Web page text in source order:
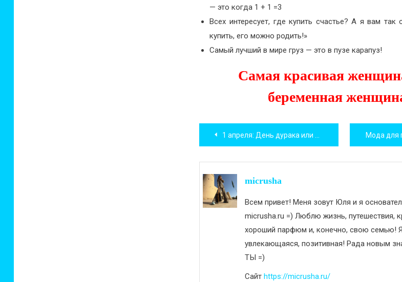
— это когда 1 + 1 =3
Всех интересует, где купить счастье? А я вам так
купить, его можно родить!»
Самый лучший в мире груз — это в пузе карапуз!
Самая красивая
беременная
Навигация
по
записям
1 апреля: День дурака или День смеха? Мода для
micrusha
Всем привет! Меня зовут Юля и я
micrusha.ru =) Люблю жизнь, путешествия,
хороший парфюм и, конечно, свою семью!
увлекающаяся, позитивная! Рада новым
ТЫ =)
Сайт https://micrusha.ru/